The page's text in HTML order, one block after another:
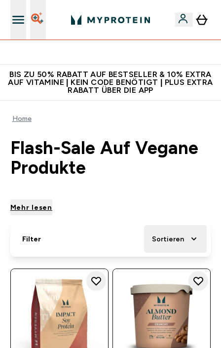
BIS ZU 50% RABATT AUF BESTSELLER & 10% EXTRA
AUF VITAMINE | KEIN CODE BENÖTIGT | PLUS EXTRA
RABATT ÜBER DIE APP
Home
Flash-Sale Auf Vegane
Produkte
Mehr lesen
Filter Sortieren